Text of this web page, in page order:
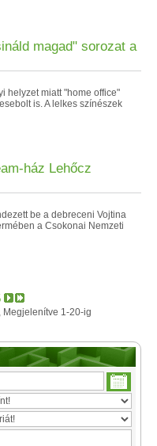
magad" sorozat a
helyzet miatt "home office"
is. A lelkes színészek
ház Lehőcz
be a debreceni Vojtina
a Csokonai Nemzeti
Megjelenítve 1-20-ig